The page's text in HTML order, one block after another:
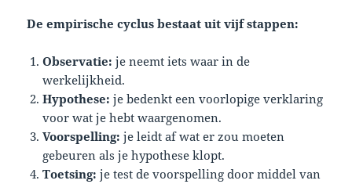
De empirische cyclus bestaat uit vijf stappen:
Observatie: je neemt iets waar in de
werkelijkheid.
Hypothese: je bedenkt een voorlopige verklaring
voor wat je hebt waargenomen.
Voorspelling: je leidt af wat er zou moeten
gebeuren als je hypothese klopt.
Toetsing: je test de voorspelling door middel van